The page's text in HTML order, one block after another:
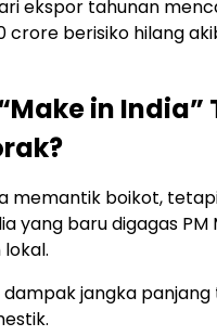
ekspor tahunan
crore berisiko hilang
in India”
memantik boikot,
yang baru digagas PM
jangka